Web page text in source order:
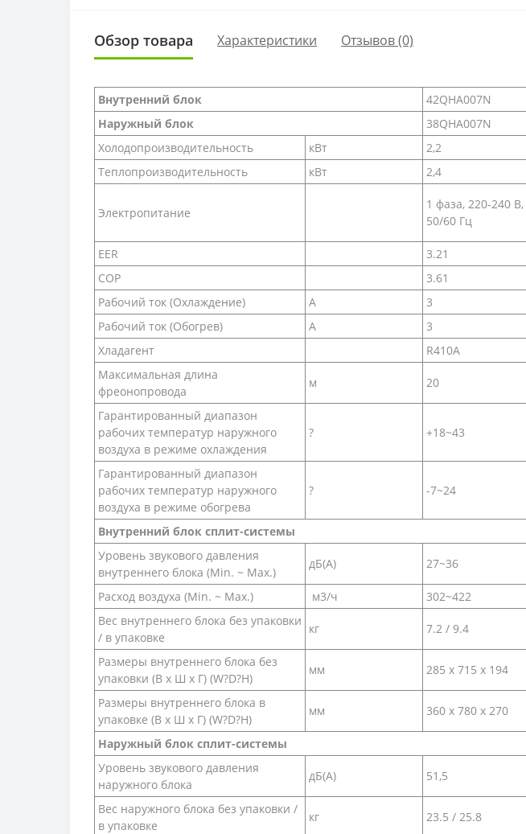
Обзор товара Характеристики Отзывов (0)
Внутренний блок 42QHA007N
Наружный блок
38QHA007N
Холодопроизводительность
кВт 2,2
Теплопроизводительность
кВт 2,4
Электропитание
1 фаза, 220-240 В,
50/60 Гц
EER
3.21
COP
3.61
Рабочий ток (Охлаждение)
А 3
Рабочий ток (Обогрев)
А 3
Хладагент
R410A
Максимальная длина
фреонопровода
м 20
Гарантированный диапазон
рабочих температур наружного
воздуха в режиме охлаждения
? +18~43
Гарантированный диапазон
рабочих температур наружного
воздуха в режиме обогрева
? -7~24
Внутренний блок сплит-системы
Уровень звукового давления
внутреннего блока (Min. ~ Max.)
дБ(А) 27~36
Расход воздуха (Min. ~ Max.) м3/ч 302~422
Вес внутреннего блока без упаковки
/ в упаковке
кг 7.2 / 9.4
Размеры внутреннего блока без
упаковки (В х Ш х Г) (W?D?H)
мм 285 х 715 x 194
Размеры внутреннего блока в
упаковке (В х Ш х Г) (W?D?H)
мм 360 х 780 x 270
Наружный блок сплит-системы
Уровень звукового давления
наружного блока
дБ(А) 51,5
Вес наружного блока без упаковки /
в упаковке
кг 23.5 / 25.8